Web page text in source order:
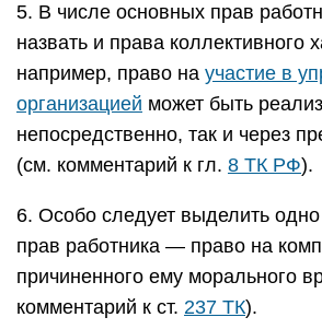
5. В числе основных прав
назвать и права коллективного
например, право на участие в
организацией может быть
непосредственно, так и через
(см. комментарий к гл. 8 ТК РФ).
6. Особо следует выделить
прав работника — право на
причиненного ему морального
комментарий к ст. 237 ТК).